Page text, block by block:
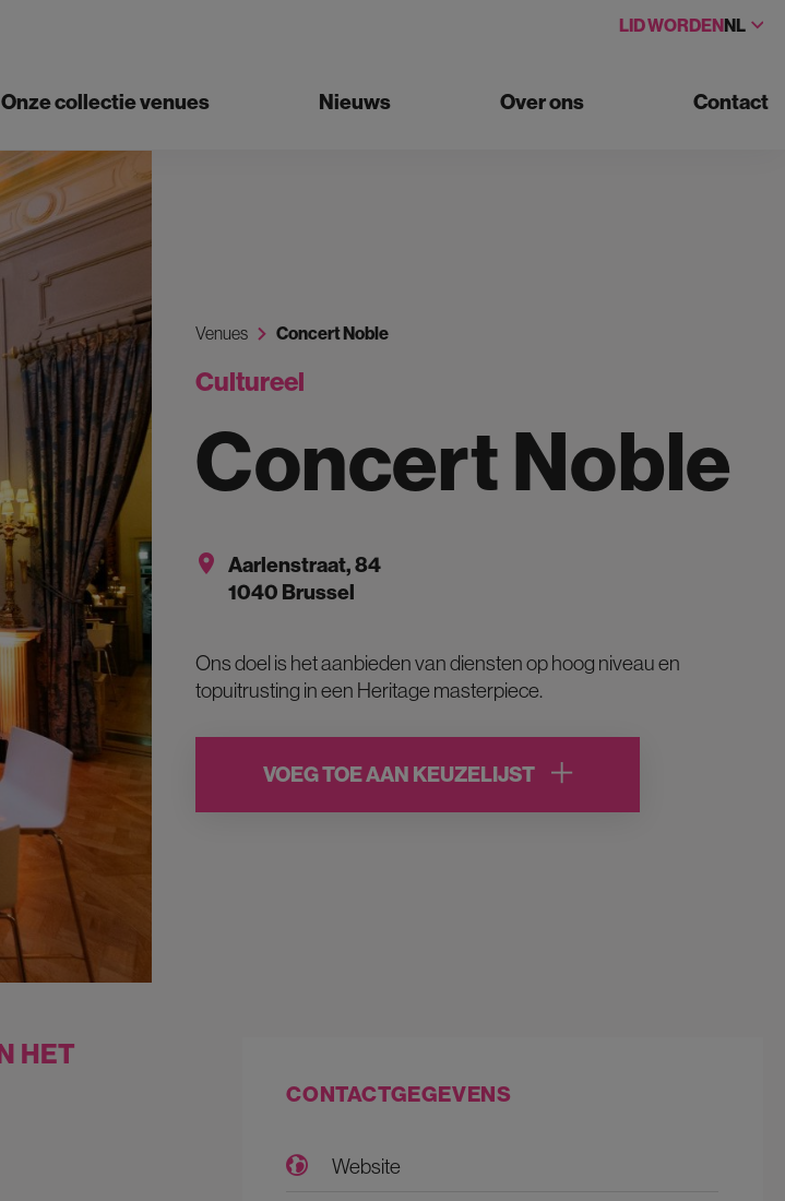
LID WORDENNL
Onze collectie venues Nieuws Over ons Contact
Venues Concert Noble
Cultureel
Concert Noble
Aarlenstraat, 84
1040 Brussel
Ons doel is het aanbieden van diensten op hoog niveau en
topuitrusting in een Heritage masterpiece.
VOEG TOE AAN KEUZELIJST
HET
CONTACTGEGEVENS
Website